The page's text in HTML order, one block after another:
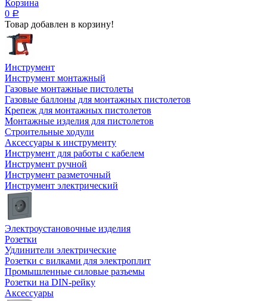
Корзина
0 Р
Товар добавлен в корзину!
Инструмент
Инструмент монтажный
Газовые монтажные пистолеты
Газовые баллоны для монтажных пистолетов
Крепеж для монтажных пистолетов
Монтажные изделия для пистолетов
Строительные ходули
Аксессуары к инструменту
Инструмент для работы с кабелем
Инструмент ручной
Инструмент разметочный
Инструмент электрический
Электроустановочные изделия
Розетки
Удлинители электрические
Розетки с вилками для электроплит
Промышленные силовые разъемы
Розетки на DIN-рейку
Аксессуары